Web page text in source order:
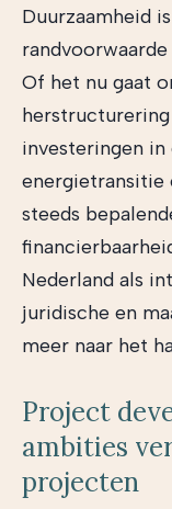
Duurzaamheid
Of het nu gaat
investeringen
energietransitie
steeds
Nederland als
juridische en
meer naar het
Project
ambities
projecten